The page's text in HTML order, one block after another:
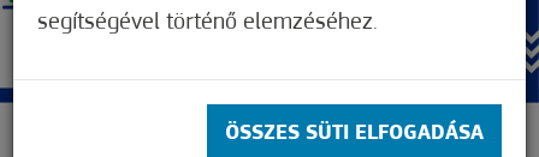
segítségével történő elemzéséhez.
ÖSSZES SÜTI ELFOGADÁSA